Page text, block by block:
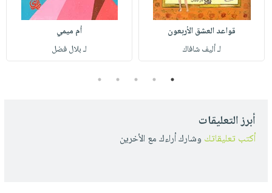
قواعد العشق الأربعون
لـ أليف شافاك
أم ميمي
لـ بلال فضل
1
2
3
4
5
أبرز التعليقات
أكتب تعليقاتك وشارك أراءك مع الأخرين